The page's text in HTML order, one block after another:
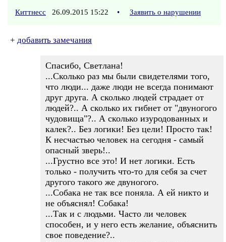
Киттнесс 26.09.2015 15:22 • Заявить о нарушении
+ добавить замечания
Спасибо, Светлана!
...Сколько раз мы были свидетелями того,
что люди... даже люди не всегда понимают
друг друга. А сколько людей страдает от
людей?.. А сколько их гибнет от "двуногого
чудовища"?.. А сколько изуродованных и
калек?.. Без логики! Без цели! Просто так!
К несчастью человек на сегодня - самый
опасный зверь!..
...Грустно все это! И нет логики. Есть
только - получить что-то для себя за счет
другого такого же двуногого.
...Собака не так все поняла. А ей никто и
не объяснял! Собака!
...Так и с людьми. Часто ли человек
способен, и у него есть желание, объяснить
свое поведение?..